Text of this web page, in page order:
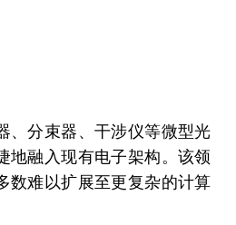
、分束器、干涉仪等微型光
地融入现有电子架构。该领
数难以扩展至更复杂的计算